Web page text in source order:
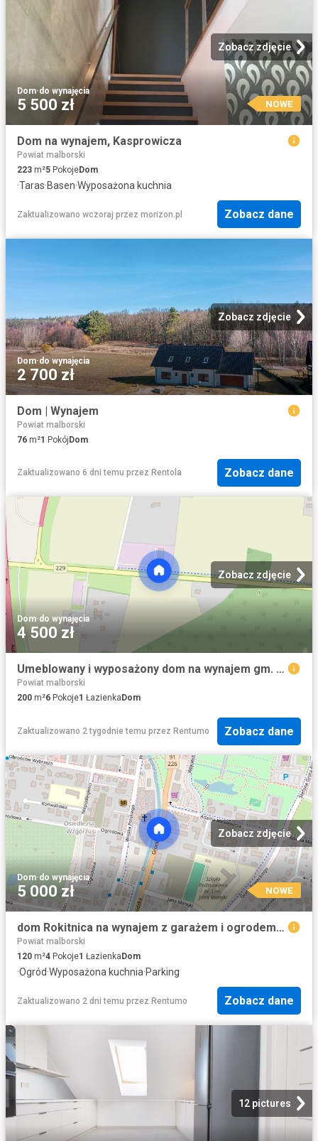
Zobacz zdjęcie
Dom·do wynajęcia
5 500 zł NOWE
Dom na wynajem, Kasprowicza
Powiat malborski
223 m²5 PokojeDom
·Taras·Basen·Wyposażona kuchnia
Zaktualizowano wczoraj przez morizon.pl Zobacz dane
Zobacz zdjęcie
Dom·do wynajęcia
2 700 zł
Dom | Wynajem
Powiat malborski
76 m²1 PokójDom
Zaktualizowano 6 dni temu przez Rentola Zobacz dane
Zobacz zdjęcie
Dom·do wynajęcia
4 500 zł
Umeblowany i wyposażony dom na wynajem gm. Pelplin
Powiat malborski
200 m²6 Pokoje1 Łazienka Dom
Zaktualizowano 2 tygodnie temu przez Rentumo Zobacz dane
Zobacz zdjęcie
Dom·do wynajęcia
5 000 zł NOWE
dom Rokitnica na wynajem z garażem i ogrodem 4p
Powiat malborski
120 m²4 Pokoje1 ŁazienkaDom
·Ogród·Wyposażona kuchnia·Parking
Zaktualizowano 2 dni temu przez Rentumo Zobacz dane
12 pictures